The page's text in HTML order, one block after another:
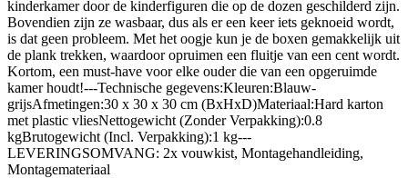
kinderkamer door de kinderfiguren die op de dozen geschilderd zijn.
Bovendien zijn ze wasbaar, dus als er een keer iets geknoeid wordt,
is dat geen probleem. Met het oogje kun je de boxen gemakkelijk uit
de plank trekken, waardoor opruimen een fluitje van een cent wordt.
Kortom, een must-have voor elke ouder die van een opgeruimde
kamer houdt!---Technische gegevens:Kleuren:Blauw-
grijsAfmetingen:30 x 30 x 30 cm (BxHxD)Materiaal:Hard karton
met plastic vliesNettogewicht (Zonder Verpakking):0.8
kgBrutogewicht (Incl. Verpakking):1 kg---
LEVERINGSOMVANG: 2x vouwkist, Montagehandleiding,
Montagemateriaal